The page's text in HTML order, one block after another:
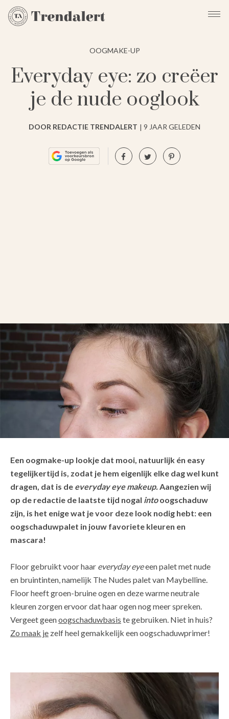
OOGMAKE-UP
Everyday eye: zo creëer
je de nude ooglook
DOOR REDACTIE TRENDALERT 9 JAAR GELEDEN
Een oogmake-up lookje dat mooi, natuurlijk én easy
tegelijkertijd is, zodat je hem eigenlijk elke dag wel kunt
dragen, dat is de everyday eye makeup. Aangezien wij
op de redactie de laatste tijd nogal intooogschaduw
zijn, is het enige wat je voor deze look nodig hebt: een
oogschaduwpalet in jouw favoriete kleuren en
mascara!
Floor gebruikt voor haar everyday eyeeen palet met nude
en bruintinten, namelijk The Nudes palet van Maybelline.
Floor heeft groen-bruine ogen en deze warme neutrale
kleuren zorgen ervoor dat haar ogen nog meer spreken.
Vergeet geenoogschaduwbasis te gebruiken. Niet in huis?
Zo maak je zelf heel gemakkelijk een oogschaduwprimer!